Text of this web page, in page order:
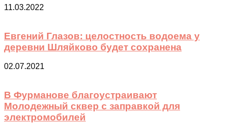
11.03.2022
Евгений Глазов: целостность водоема у
деревни Шляйково будет сохранена
02.07.2021
В Фурманове благоустраивают
Молодежный сквер с заправкой для
электромобилей